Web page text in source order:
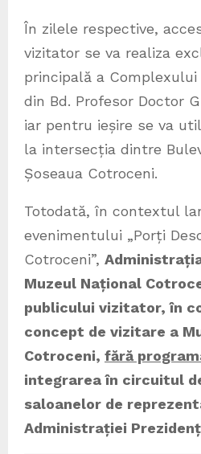
În zilele respective,
vizitator se va realiza
principală a Complexului
din Bd. Profesor Doctor
iar pentru ieșire se va
la intersecția dintre
Șoseaua Cotroceni.
Totodată, în contextul
evenimentului „Porți
Cotroceni”,
Muzeul Național
publicului vizitator, în
concept de vizitare a
Cotroceni, fără
integrarea în circuitul
saloanelor de
Administrației